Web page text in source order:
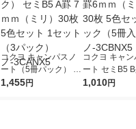
コクヨ キャンパスノ
ート（5冊パック） セ
ミB5 A罫 7ｍｍ（ミ
1,455円
コクヨ キャ
ート セミB5
（ミリ） 30
1,010円